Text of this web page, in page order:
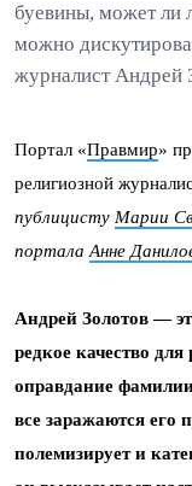
буевины, может ли
можно
журналист
Портал «Правмир»
религиозной
публицисту Марии
портала Анне
Андрей Золотов —
редкое качество
оправдание
все заражаются
полемизирует и